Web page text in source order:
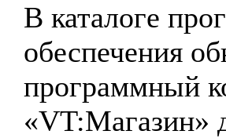
В каталоге
обеспечения
программный
«VT:Магазин»